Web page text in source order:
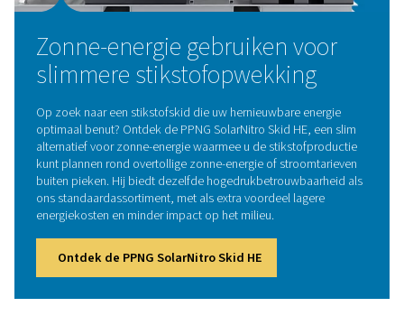
Alle componenten zijn ontworpen in de meest
vooraf in bedrijf gestelde opstelling.
Hoe werkt een
Het proces begint met de productie van perslucht,
filtratie en droging om verontreinigingen te
gereinigde lucht komt vervolgens in het PSA-systeem
waar stikstof wordt gescheiden van zuurstof met